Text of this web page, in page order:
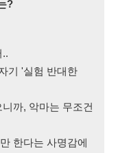
?
..
기 '실험 반대한
까, 악마는 무조건
한다는 사명감에